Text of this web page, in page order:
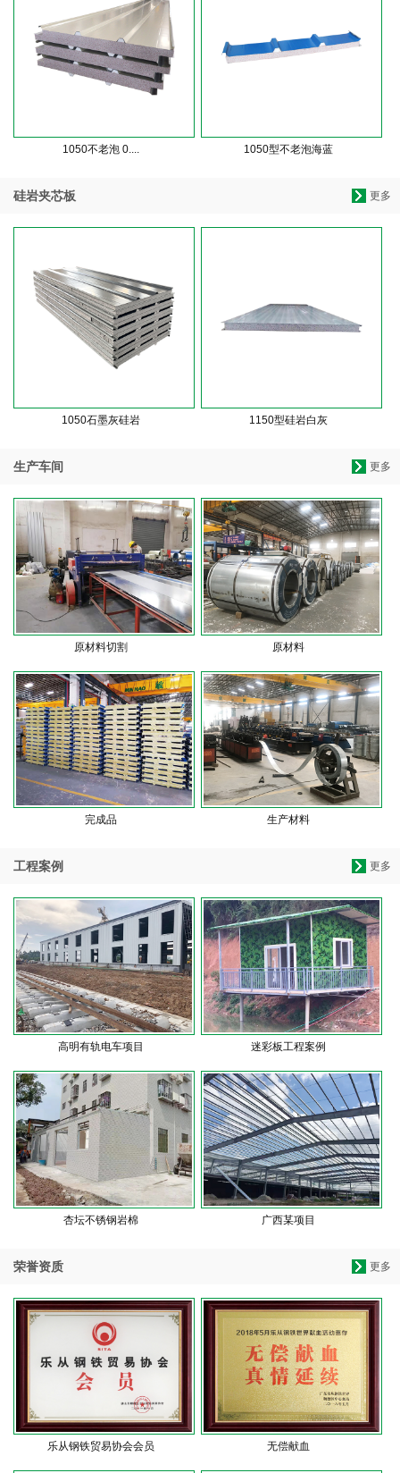
1050不老泡 0.... 1050型不老泡海蓝
更多
硅岩夹芯板
1050石墨灰硅岩 1150型硅岩白灰
更多
生产车间
原材料切割 原材料
完成品 生产材料
更多
工程案例
高明有轨电车项目 迷彩板工程案例
杏坛不锈钢岩棉 广西某项目
更多
荣誉资质
乐从钢铁贸易协会会员 无偿献血